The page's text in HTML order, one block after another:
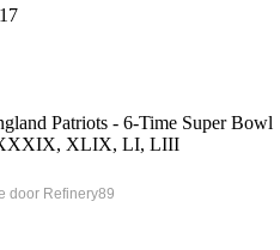
Patriots - 6-Time Super Bowl
XLIX, LI, LIII
door Refinery89